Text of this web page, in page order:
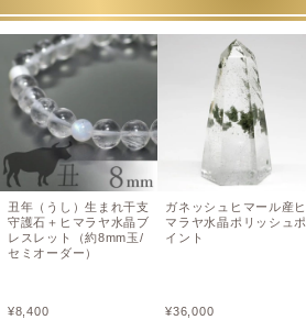
丑年（うし）生まれ干支
守護石＋ヒマラヤ水晶ブ
レスレット（約8mm玉/
セミオーダー）
¥8,400
ガネッシュヒマール産ヒ
マラヤ水晶ポリッシュポ
イント
¥36,000